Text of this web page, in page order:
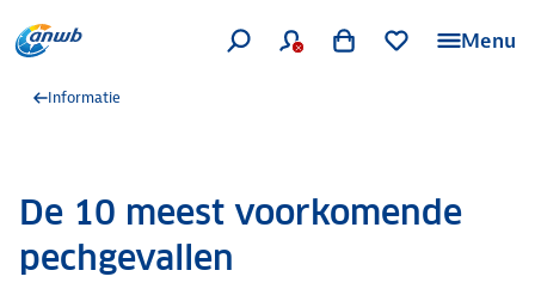
Menu
Informatie
De 10 meest voorkomende
pechgevallen